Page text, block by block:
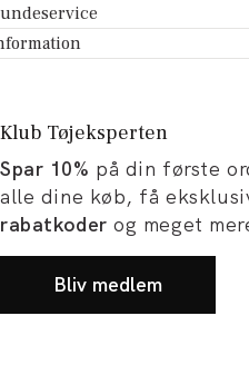
- Hjælpecenter
dit køb
Tøjeksperten
og artikler
og karriere
Klub Tøjeksperten
Spar 10% på din første
alle dine køb, få
rabatkoder og meget
Bliv medlem